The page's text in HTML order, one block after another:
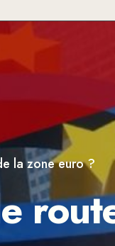
la zone euro ?